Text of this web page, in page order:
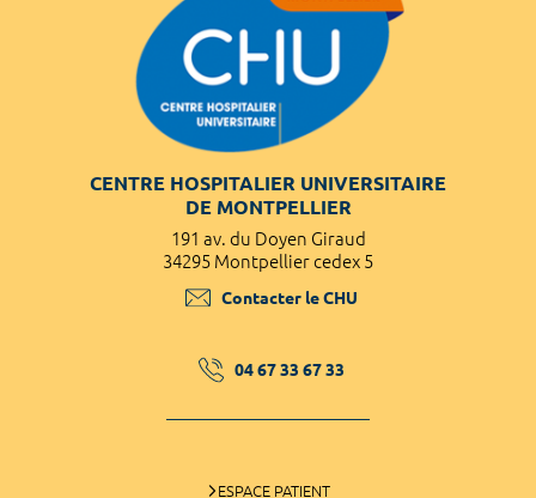
CENTRE HOSPITALIER UNIVERSITAIRE
DE MONTPELLIER
191 av. du Doyen Giraud
34295 Montpellier cedex 5
Contacter le CHU
04 67 33 67 33
ESPACE PATIENT